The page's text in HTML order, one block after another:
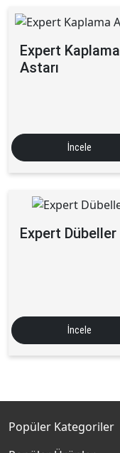
Expert Kaplama
Astarı
İncele
Expert Dübeller
İncele
Popüler Kategoriler
İç Cephe Boyaları